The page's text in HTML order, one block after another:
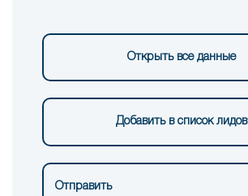
Открыть все данные
Добавить в список лидов
Отправить